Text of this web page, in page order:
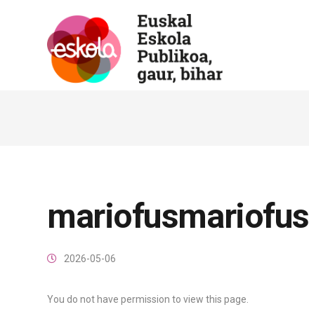
mariofusmariofus
2026-05-06
You do not have permission to view this page.